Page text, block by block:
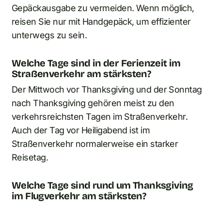
Gepäckausgabe zu vermeiden. Wenn möglich,
reisen Sie nur mit Handgepäck, um effizienter
unterwegs zu sein.
Welche Tage sind in der Ferienzeit im
Straßenverkehr am stärksten?
Der Mittwoch vor Thanksgiving und der Sonntag
nach Thanksgiving gehören meist zu den
verkehrsreichsten Tagen im Straßenverkehr.
Auch der Tag vor Heiligabend ist im
Straßenverkehr normalerweise ein starker
Reisetag.
Welche Tage sind rund um Thanksgiving
im Flugverkehr am stärksten?